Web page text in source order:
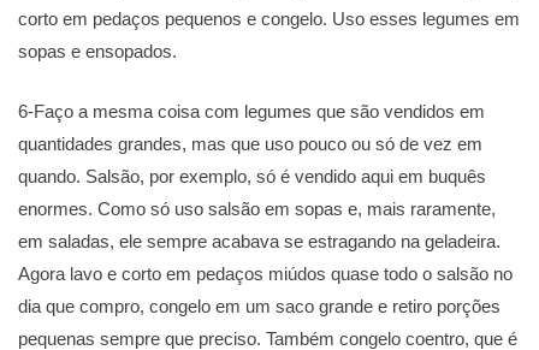
corto em pedaços pequenos e congelo. Uso esses legumes em
sopas e ensopados.
6-Faço a mesma coisa com legumes que são vendidos em
quantidades grandes, mas que uso pouco ou só de vez em
quando. Salsão, por exemplo, só é vendido aqui em buquês
enormes. Como só uso salsão em sopas e, mais raramente,
em saladas, ele sempre acabava se estragando na geladeira.
Agora lavo e corto em pedaços miúdos quase todo o salsão no
dia que compro, congelo em um saco grande e retiro porções
pequenas sempre que preciso. Também congelo coentro, que é